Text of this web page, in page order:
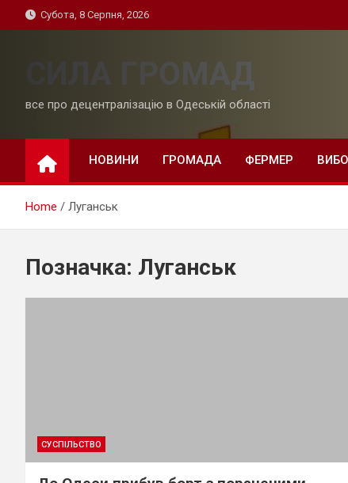
to
Субота, 8 Серпня, 2026
СИЛА ГРОМАД
все про децентралізацію в Одеській області
НОВИНИ ГРОМАДА ФЕРМЕР
Home Луганськ
Позначка: Луганськ
СУСПІЛЬСТВО